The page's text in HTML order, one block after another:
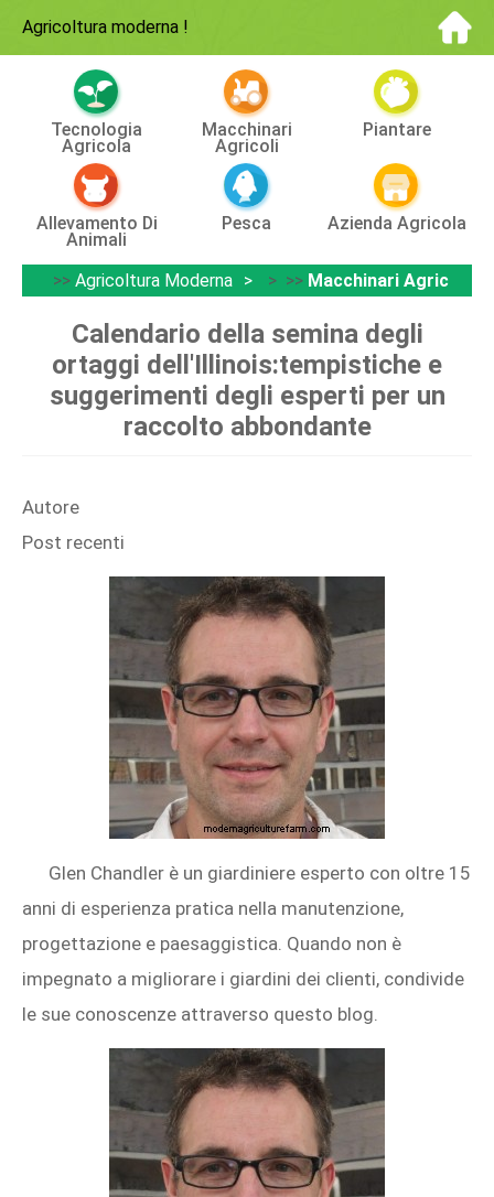
Agricoltura moderna !
Tecnologia
Agricola
Macchinari
Agricoli
Piantare
Allevamento Di
Animali
Pesca Azienda Agricola
>> Agricoltura Moderna > >> Macchinari Agricoli
Calendario della semina degli
ortaggi dell'Illinois:tempistiche e
suggerimenti degli esperti per un
raccolto abbondante
Autore
Post recenti
Glen Chandler è un giardiniere esperto con oltre 15
anni di esperienza pratica nella manutenzione,
progettazione e paesaggistica. Quando non è
impegnato a migliorare i giardini dei clienti, condivide
le sue conoscenze attraverso questo blog.